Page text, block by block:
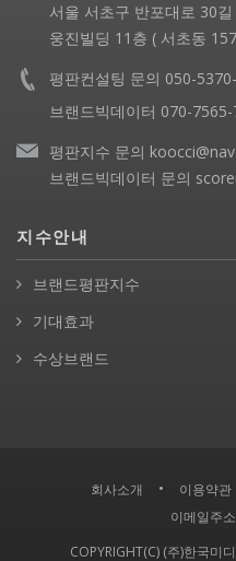
서울 서초구 반포대로 30길
웅진빌딩 11층 ( 서초동
평판컨설팅 문의 050-
브랜드빅데이터 070-
평판지수 문의
브랜드빅데이터 문의
지수안내
브랜드평판지수
기대효과
수상브랜드
회사소개 • 이용약관
이메일주
COPYRIGHT(C) (주)한국미